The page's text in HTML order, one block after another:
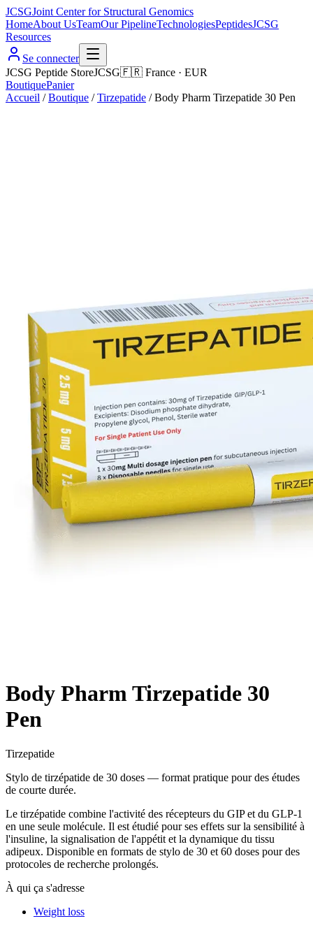
JCSGJoint Center for Structural Genomics
HomeAbout UsTeamOur PipelineTechnologiesPeptidesJCSG
Resources
Se connecter
JCSG Peptide StoreJCSG🇫🇷 France · EUR
BoutiquePanier
Accueil / Boutique / Tirzepatide /Body Pharm Tirzepatide 30 Pen
Body Pharm Tirzepatide 30
Pen
Tirzepatide
Stylo de tirzépatide de 30 doses — format pratique pour des études
de courte durée.
Le tirzépatide combine l'activité des récepteurs du GIP et du GLP-1
en une seule molécule. Il est étudié pour ses effets sur la sensibilité à
l'insuline, la signalisation de l'appétit et la dynamique du tissu
adipeux. Disponible en formats de stylo de 30 et 60 doses pour des
protocoles de recherche prolongés.
À qui ça s'adresse
Weight loss